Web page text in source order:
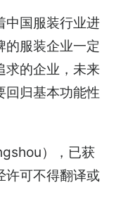
中国服装行业进
的服装企业一定
求的企业，未来
回归基本功能性
），已获
许可不得翻译或